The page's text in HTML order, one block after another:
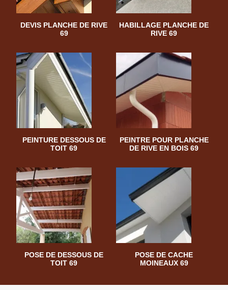
DEVIS PLANCHE DE RIVE
69
HABILLAGE PLANCHE DE
RIVE 69
PEINTURE DESSOUS DE
TOIT 69
PEINTRE POUR PLANCHE
DE RIVE EN BOIS 69
POSE DE DESSOUS DE
TOIT 69
POSE DE CACHE
MOINEAUX 69